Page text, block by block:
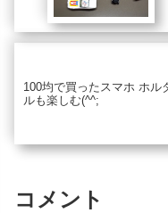
100均で買ったスマホ ホル
ルも楽しむ(^^;
コメント